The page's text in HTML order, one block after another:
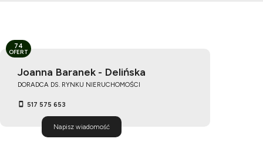
Joanna Baranek - Delińska
DORADCA DS. RYNKU NIERUCHOMOŚCI
517 575 653
Napisz wiadomość
74
OFERT